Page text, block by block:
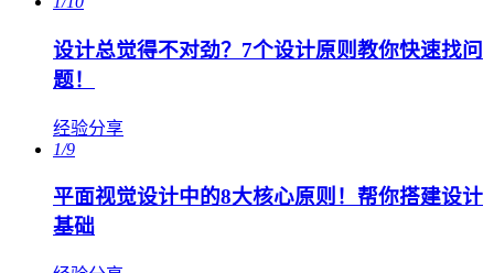
设计总觉得不对劲？7个设计原则教你快速找问
题！
经验分享
1/9
平面视觉设计中的8大核心原则！帮你搭建设计
基础